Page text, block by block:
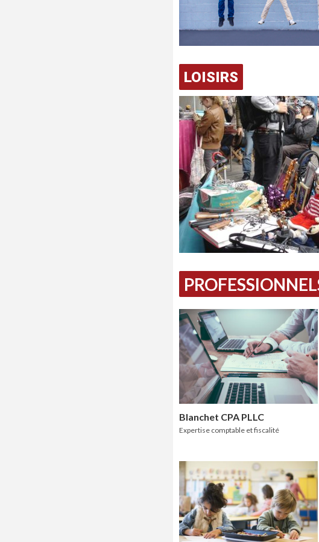
LOISIRS
Blanchet CPA PLLC
Expertise comptable et fiscalité